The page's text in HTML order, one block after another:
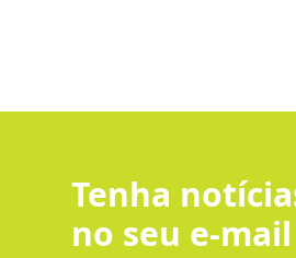
Tenha
no seu e-mail